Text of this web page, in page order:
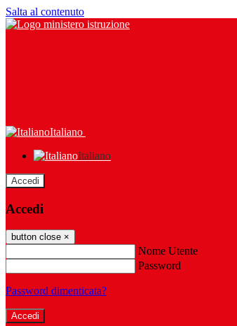
Salta al contenuto
Italiano
Italiano
Accedi
Accedi
button close ×
Nome Utente
Password
Password dimenticata?